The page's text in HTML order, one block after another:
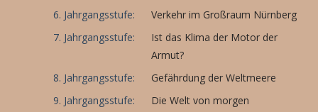
6. Jahrgangsstufe:
Verkehr im Großraum Nürnberg
7. Jahrgangsstufe:
Ist das Klima der Motor der
Armut?
8. Jahrgangsstufe:
Gefährdung der Weltmeere
9. Jahrgangsstufe:
Die Welt von morgen